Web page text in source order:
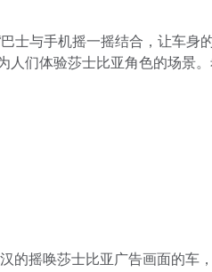
士与手机摇一摇结合，让车身
人们体验莎士比亚角色的场景
的摇唤莎士比亚广告画面的车